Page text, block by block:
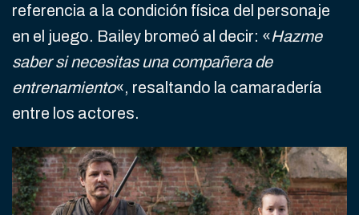
referencia a la condición física del personaje
en el juego. Bailey bromeó al decir: «Hazme
saber si necesitas una compañera de
entrenamiento«, resaltando la camaradería
entre los actores.